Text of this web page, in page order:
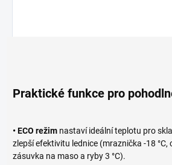
Praktické funkce pro
• ECO režim nastaví ideální teplotu pro
zlepší efektivitu lednice (mraznička -18 °C,
zásuvka na maso a ryby 3 °C).